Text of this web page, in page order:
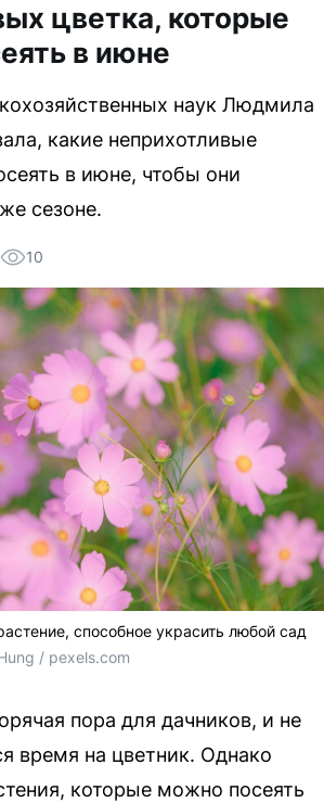
цветка, которые
в июне
наук Людмила
какие неприхотливые
в июне, чтобы они
сезоне.
10
способное украсить любой сад
/ pexels.com
пора для дачников, и не
время на цветник. Однако
которые можно посеять